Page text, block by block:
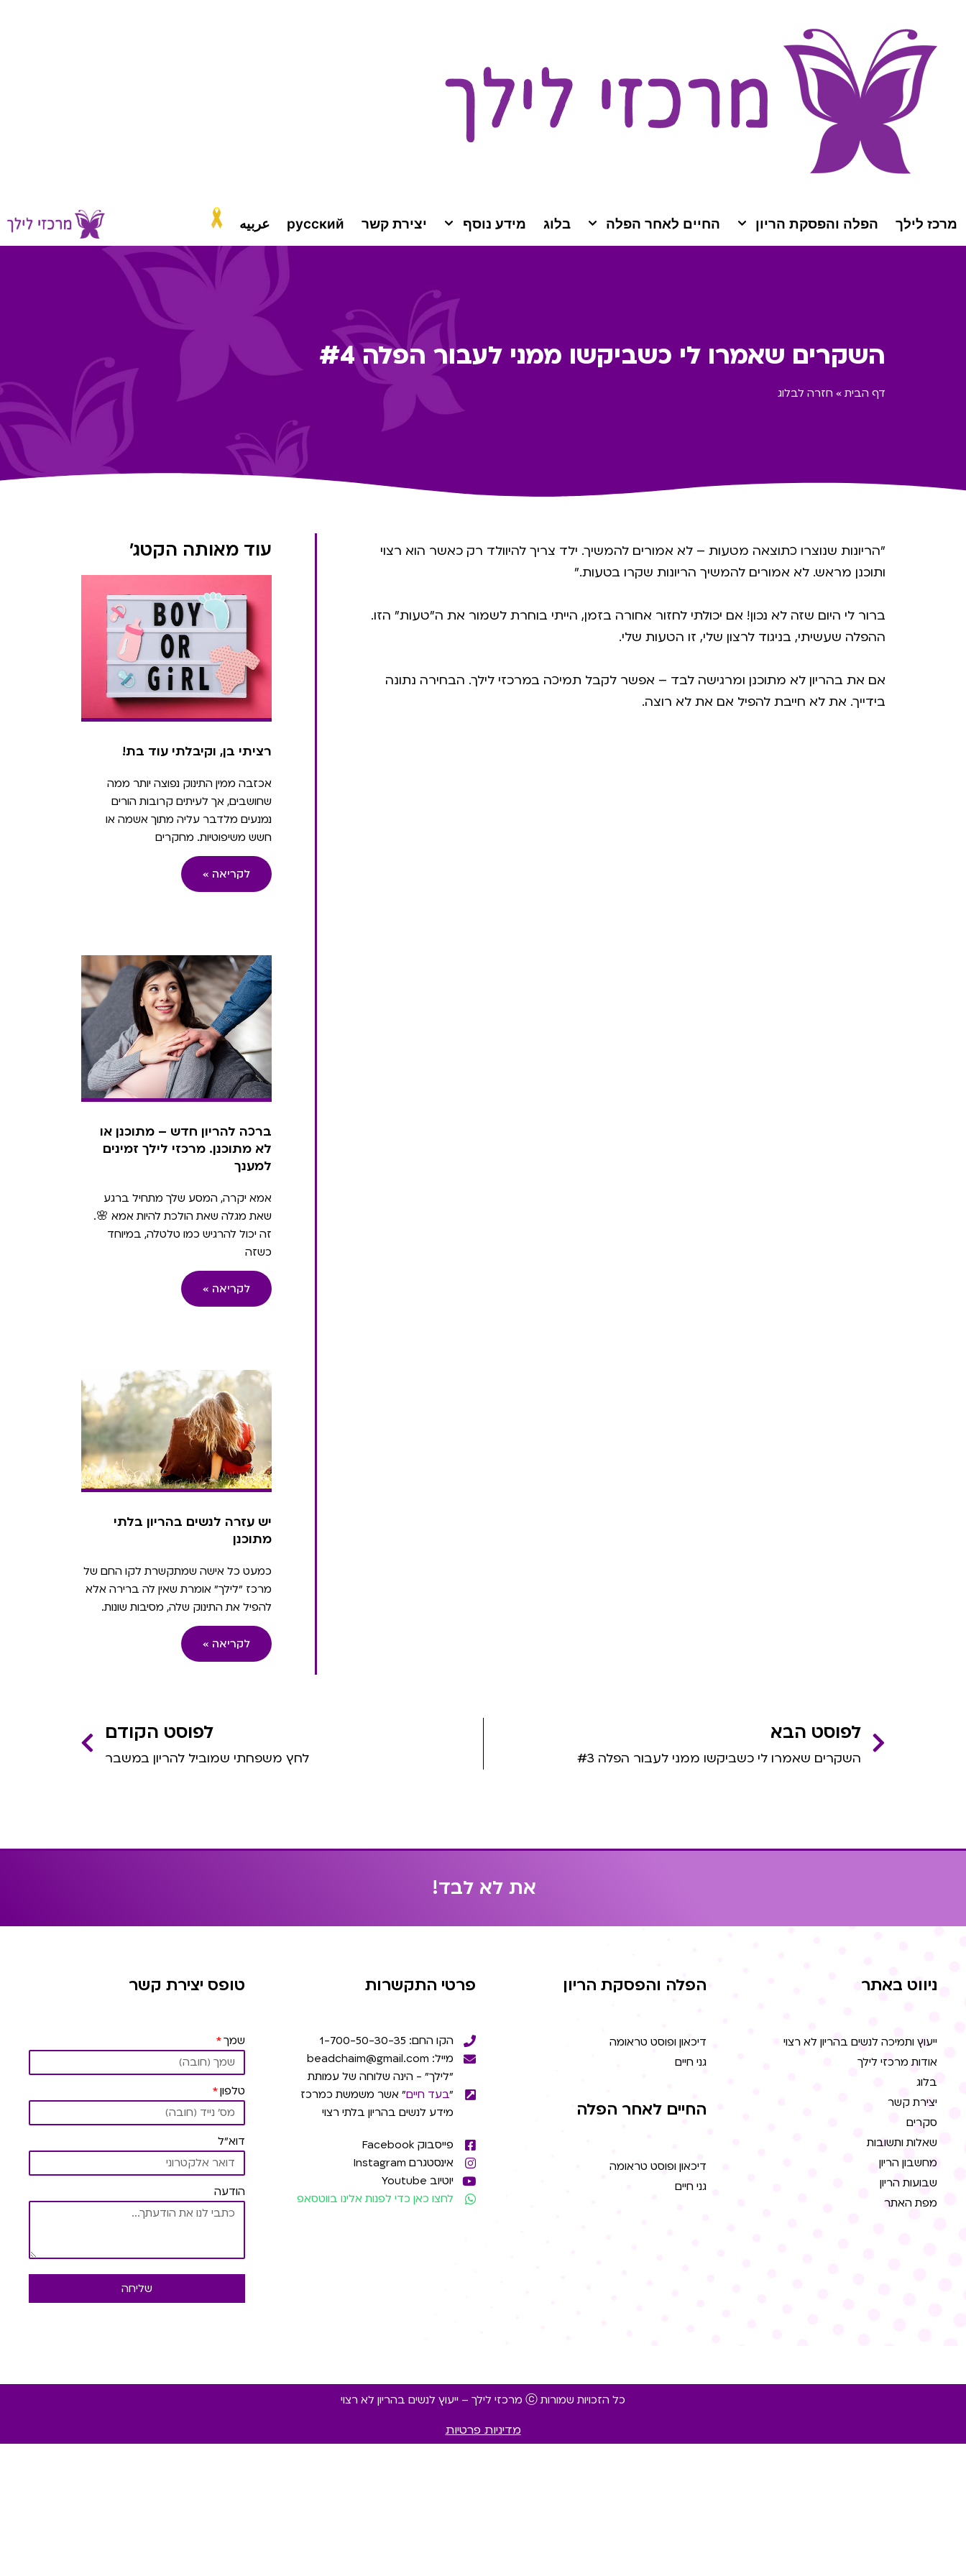
מרכז לילך הפלה והפסקת הריון החיים לאחר הפלה בלוג מידע נוסף יצירת קשר русский عربيه
השקרים שאמרו לי כשביקשו ממני לעבור הפלה #4
דף הבית » חזרה לבלוג
״הריונות שנוצרו כתוצאה מטעות – לא אמורים להמשיך. ילד צריך להיוולד רק כאשר הוא רצוי
ותוכנן מראש. לא אמורים להמשיך הריונות שקרו בטעות.״
ברור לי היום שזה לא נכון! אם יכולתי לחזור אחורה בזמן, הייתי בוחרת לשמור את ה״טעות״ הזו.
ההפלה שעשיתי, בניגוד לרצון שלי, זו הטעות שלי.
אם את בהריון לא מתוכנן ומרגישה לבד – אפשר לקבל תמיכה במרכזי לילך. הבחירה נתונה
בידייך. את לא חייבת להפיל אם את לא רוצה.
עוד מאותה הקטג'
רציתי בן, וקיבלתי עוד בת!
אכזבה ממין התינוק נפוצה יותר ממה
שחושבים, אך לעיתים קרובות הורים
נמנעים מלדבר עליה מתוך אשמה או
חשש משיפוטיות. מחקרים
לקריאה »
ברכה להריון חדש – מתוכנן או
לא מתוכנן. מרכזי לילך זמינים
למענך
אמא יקרה, המסע שלך מתחיל ברגע
שאת מגלה שאת הולכת להיות אמא 🌸.
זה יכול להרגיש כמו טלטלה, במיוחד
כשזה
לקריאה »
יש עזרה לנשים בהריון בלתי
מתוכנן
כמעט כל אישה שמתקשרת לקו החם של
מרכז ״לילך״ אומרת שאין לה ברירה אלא
להפיל את התינוק שלה, מסיבות שונות.
לקריאה »
לפוסט הבא
השקרים שאמרו לי כשביקשו ממני לעבור הפלה #3
לפוסט הקודם
לחץ משפחתי שמוביל להריון במשבר
את לא לבד!
ניווט באתר
ייעוץ ותמיכה לנשים בהריון לא רצוי
אודות מרכזי לילך
בלוג
יצירת קשר
סקרים
שאלות ותשובות
מחשבון הריון
שבועות הריון
מפת האתר
הפלה והפסקת הריון
דיכאון ופוסט טראומה
גני חיים
החיים לאחר הפלה
דיכאון ופוסט טראומה
גני חיים
פרטי התקשרות
הקו החם: 1-700-50-30-35
מייל: beadchaim@gmail.com
"לילך" - הינה שלוחה של עמותת
"בעד חיים" אשר משמשת כמרכז
מידע לנשים בהריון בלתי רצוי
פייסבוק Facebook
אינסטגרם Instagram
יוטיוב Youtube
לחצו כאן כדי לפנות אלינו בווטסאפ
טופס יצירת קשר
שמך
טלפון
דוא"ל
הודעה
שליחה
כל הזכויות שמורות ⓒ מרכזי לילך – ייעוץ לנשים בהריון לא רצוי
מדיניות פרטיות